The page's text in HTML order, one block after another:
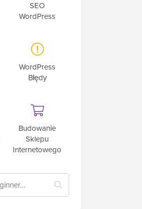
SEO
WordPress
WordPress
Błędy
Budowanie
Sklepu
Internetowego